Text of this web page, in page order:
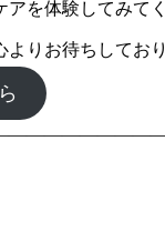
を体験してみて
よりお待ちしてお